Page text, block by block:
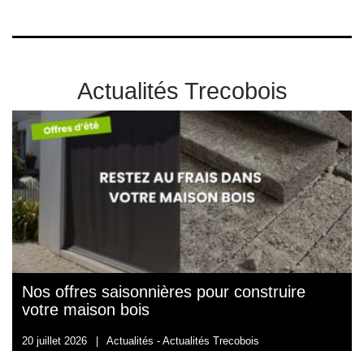
Actualités Trecobois
Nos offres saisonnières pour construire
votre maison bois
20 juillet 2026 | Actualités - Actualités Trecobois